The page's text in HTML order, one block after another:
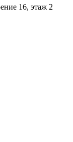
16, этаж 2